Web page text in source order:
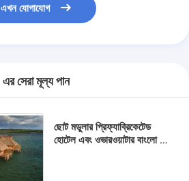
এখন যোগাযোগ
এর সেরা মূল্য পান
ছোট মডুলার প্রিফ্যাব্রিকেটেড
হোটেল এবং ওভারওয়াটার বাংলো –